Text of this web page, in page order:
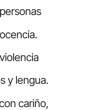
y lengua.
cariño,